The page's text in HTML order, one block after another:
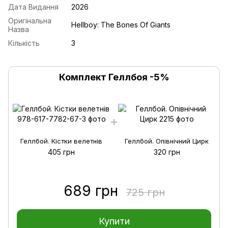
Дата Видання
2026
Оригінальна
Назва
Hellboy: The Bones Of Giants
Кількість 3
Комплект Геллбоя -5%
Геллбой. Кістки велетнів
405 грн
Геллбой. Опівнічний Цирк
320 грн
689 грн 725 грн
Купити